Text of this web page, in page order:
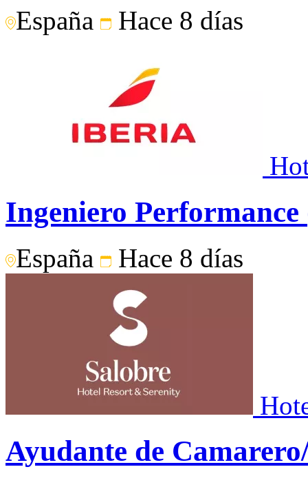
España Hace 8 días
Ingeniero
España Hace 8 días
Ayudante de